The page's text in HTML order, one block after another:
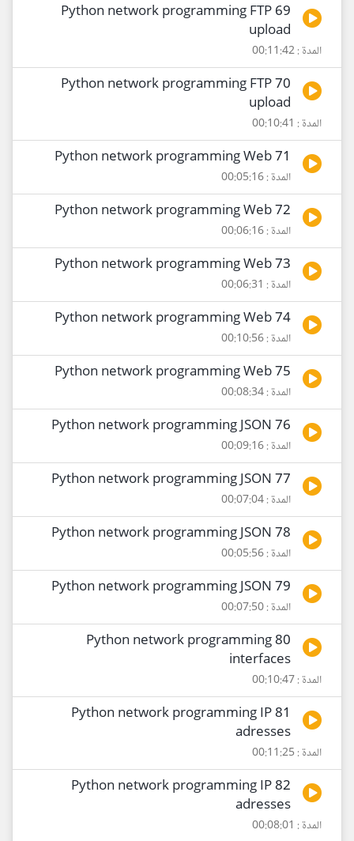
69 Python network programming FTP
upload
المدة : 00:11:42
70 Python network programming FTP
upload
المدة : 00:10:41
71 Python network programming Web
المدة : 00:05:16
72 Python network programming Web
المدة : 00:06:16
73 Python network programming Web
المدة : 00:06:31
74 Python network programming Web
المدة : 00:10:56
75 Python network programming Web
المدة : 00:08:34
76 Python network programming JSON
المدة : 00:09:16
77 Python network programming JSON
المدة : 00:07:04
78 Python network programming JSON
المدة : 00:05:56
79 Python network programming JSON
المدة : 00:07:50
80 Python network programming
interfaces
المدة : 00:10:47
81 Python network programming IP
adresses
المدة : 00:11:25
82 Python network programming IP
adresses
المدة : 00:08:01